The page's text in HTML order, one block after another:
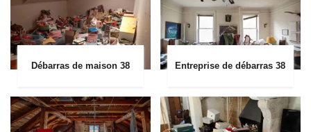
Débarras de maison 38 Entreprise de débarras 38